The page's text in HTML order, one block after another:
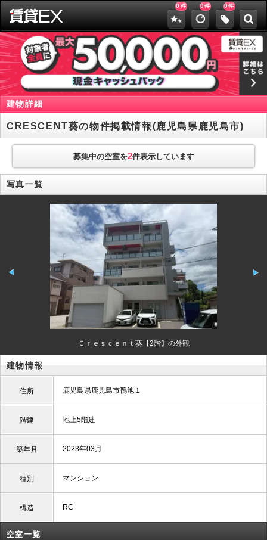
0 件 0件 0件
建物詳細
CRESCENT葵の物件掲載情報(鹿児島県鹿児島市)
募集中の空室を2件表示しています
写真一覧
Ｃｒｅｓｃｅｎｔ葵【2階】の外観
建物情報
住所 鹿児島県鹿児島市鴨池１
階建 地上5階建
築年月 2023年03月
種別 マンション
構造 RC
空室一覧